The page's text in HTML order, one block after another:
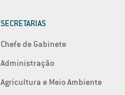
SECRETARIAS
Chefe de Gabinete
Administração
Agricultura e Meio Ambiente